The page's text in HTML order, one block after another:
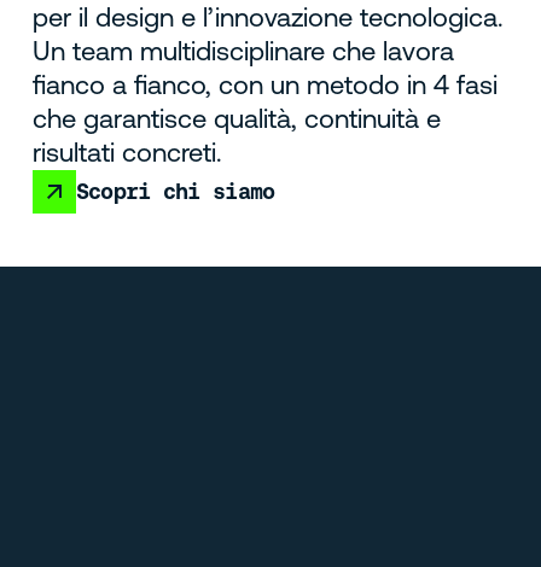
per il design e l’innovazione tecnologica.
Un team multidisciplinare che lavora
fianco a fianco, con un metodo in 4 fasi
che garantisce qualità, continuità e
risultati concreti.
Scopri chi siamo